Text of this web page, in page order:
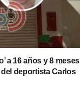
a 16 años y 8 meses
deportista Carlos